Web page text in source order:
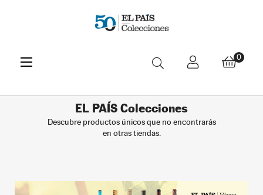
Navegación
de
☰ 0
EL PAÍS Colecciones
Descubre productos únicos que no encontrarás
en otras tiendas.